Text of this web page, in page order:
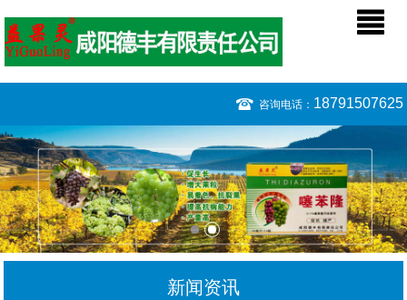
咨询电话： 18791507625
新闻资讯